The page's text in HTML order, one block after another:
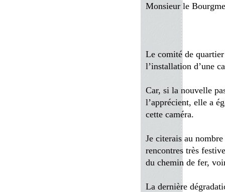
Monsieur le
Le comité de
l’installation d’une
Car, si la nouvelle
l’apprécient, elle a
cette caméra.
Je citerais au
rencontres très
du chemin de fer,
La dernière